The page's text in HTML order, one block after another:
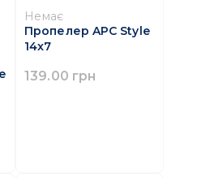
Немає
Пропелер APC Style
14x7
139.00 грн